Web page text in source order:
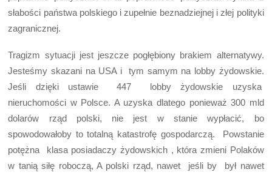
słabości państwa polskiego i zupełnie beznadziejnej i złej polityki
zagranicznej.
Tragizm sytuacji jest jeszcze pogłębiony brakiem alternatywy.
Jesteśmy skazani na USA i tym samym na lobby żydowskie.
Jeśli dzięki ustawie 447 lobby żydowskie uzyska
nieruchomości w Polsce. A uzyska dlatego ponieważ 300 mld
dolarów rząd polski, nie jest w stanie wypłacić, bo
spowodowałoby to totalną katastrofę gospodarczą. Powstanie
potężna klasa posiadaczy żydowskich , która zmieni Polaków
w tanią siłę roboczą, A polski rząd, nawet jeśli by był nawet